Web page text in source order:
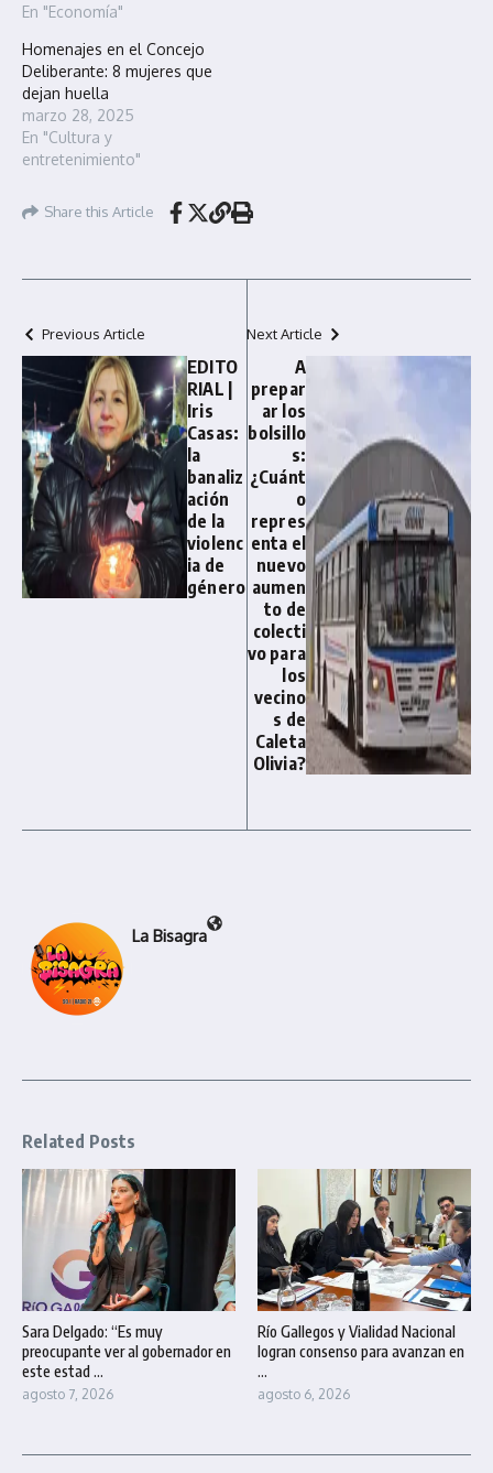
En "Economía"
Homenajes en el Concejo
Deliberante: 8 mujeres que
dejan huella
marzo 28, 2025
En "Cultura y
entretenimiento"
Share this Article
Previous Article
EDITO
RIAL |
Iris
Casas:
la
banaliz
ación
de la
violenc
ia de
género
Next Article
A
prepar
ar los
bolsillo
s:
¿Cuánt
o
repres
enta el
nuevo
aumen
to de
colecti
vo para
los
vecino
s de
Caleta
Olivia?
La Bisagra
Related Posts
Sara Delgado: “Es muy
preocupante ver al gobernador en
este estad ...
agosto 7, 2026
Río Gallegos y Vialidad Nacional
logran consenso para avanzan en
...
agosto 6, 2026